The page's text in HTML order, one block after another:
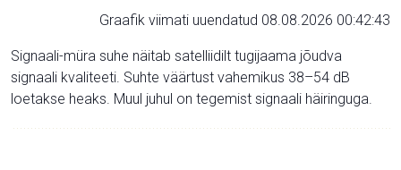
Graafik viimati uuendatud 08.08.2026 00:42:43
Signaali-müra suhe näitab satelliidilt tugijaama jõudva
signaali kvaliteeti. Suhte väärtust vahemikus 38–54 dB
loetakse heaks. Muul juhul on tegemist signaali häiringuga.